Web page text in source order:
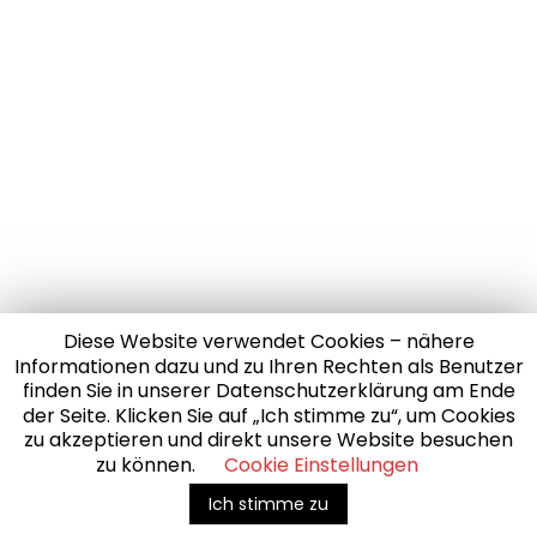
Diese Website verwendet Cookies – nähere
Informationen dazu und zu Ihren Rechten als Benutzer
finden Sie in unserer Datenschutzerklärung am Ende
der Seite. Klicken Sie auf „Ich stimme zu“, um Cookies
zu akzeptieren und direkt unsere Website besuchen
zu können.
Cookie Einstellungen
Ich stimme zu